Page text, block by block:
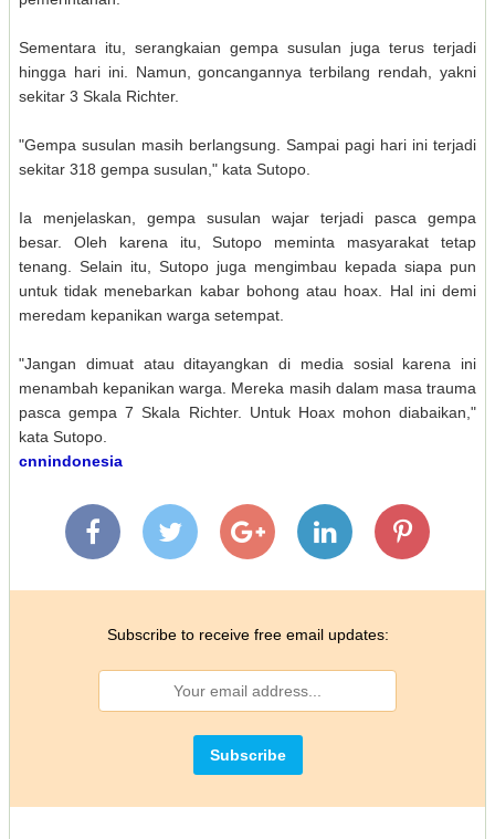
Sementara itu, serangkaian gempa susulan juga terus terjadi
hingga hari ini. Namun, goncangannya terbilang rendah, yakni
sekitar 3 Skala Richter.
"Gempa susulan masih berlangsung. Sampai pagi hari ini terjadi
sekitar 318 gempa susulan," kata Sutopo.
Ia menjelaskan, gempa susulan wajar terjadi pasca gempa
besar. Oleh karena itu, Sutopo meminta masyarakat tetap
tenang. Selain itu, Sutopo juga mengimbau kepada siapa pun
untuk tidak menebarkan kabar bohong atau hoax. Hal ini demi
meredam kepanikan warga setempat.
"Jangan dimuat atau ditayangkan di media sosial karena ini
menambah kepanikan warga. Mereka masih dalam masa trauma
pasca gempa 7 Skala Richter. Untuk Hoax mohon diabaikan,"
kata Sutopo.
cnnindonesia
Subscribe to receive free email updates: